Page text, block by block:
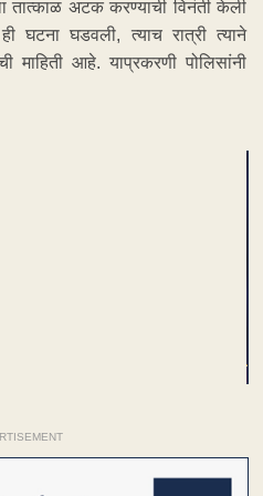
तात्काळ अटक करण्याची विनंती केली
घटना घडवली, त्याच रात्री त्याने
माहिती आहे. याप्रकरणी पोलिसांनी